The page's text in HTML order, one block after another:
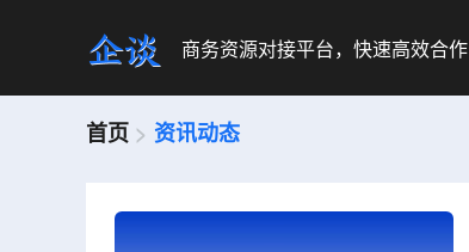
商务资源对接平台，快速高效合作
首页 > 资讯动态